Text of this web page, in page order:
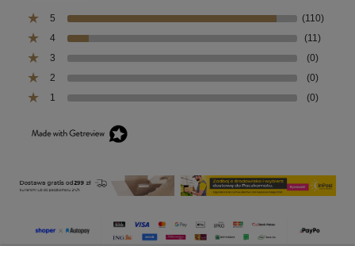
5
(110)
4
(11)
3
(0)
2
(0)
1
(0)